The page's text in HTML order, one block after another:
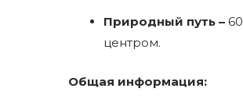
Природный путь –
центром.
Общая информация: